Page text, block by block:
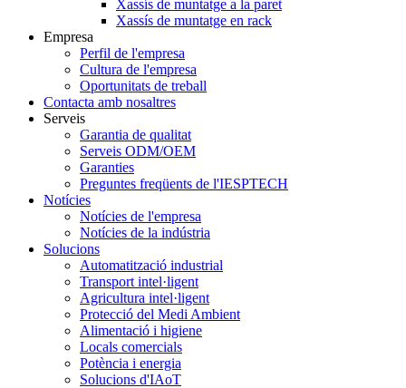
Xassís de muntatge a la paret
Xassís de muntatge en rack
Empresa
Perfil de l'empresa
Cultura de l'empresa
Oportunitats de treball
Contacta amb nosaltres
Serveis
Garantia de qualitat
Serveis ODM/OEM
Garanties
Preguntes freqüents de l'IESPTECH
Notícies
Notícies de l'empresa
Notícies de la indústria
Solucions
Automatització industrial
Transport intel·ligent
Agricultura intel·ligent
Protecció del Medi Ambient
Alimentació i higiene
Locals comercials
Potència i energia
Solucions d'IAoT